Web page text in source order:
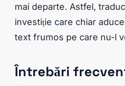
mai departe. Astfel,
investiție care chiar
text frumos pe care nu-l
Întrebări